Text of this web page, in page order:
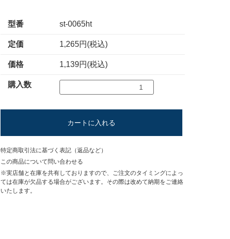
型番 st-0065ht
定価 1,265円(税込)
価格 1,139円(税込)
購入数
カートに入れる
特定商取引法に基づく表記（返品など）
この商品について問い合わせる
※実店舗と在庫を共有しておりますので、ご注文のタイミングによっ
ては在庫が欠品する場合がございます。その際は改めて納期をご連絡
いたします。